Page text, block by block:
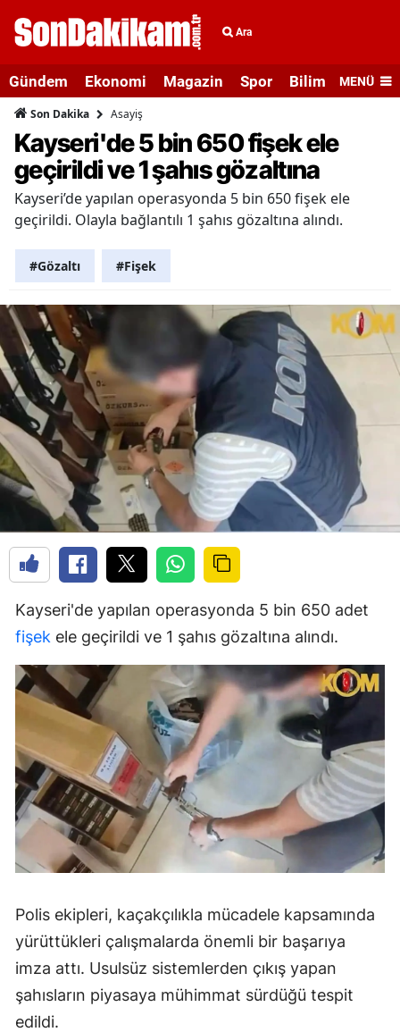
Ara
Gündem Ekonomi Magazin Spor Bilim veMENÜ
Son Dakika Asayiş
Kayseri'de 5 bin 650 fişek ele
geçirildi ve 1 şahıs gözaltına
Kayseri’de yapılan operasyonda 5 bin 650 fişek ele
geçirildi. Olayla bağlantılı 1 şahıs gözaltına alındı.
#Gözaltı #Fişek
Kayseri'de yapılan operasyonda 5 bin 650 adet
fişek ele geçirildi ve 1 şahıs gözaltına alındı.
Polis ekipleri, kaçakçılıkla mücadele kapsamında
yürüttükleri çalışmalarda önemli bir başarıya
imza attı. Usulsüz sistemlerden çıkış yapan
şahısların piyasaya mühimmat sürdüğü tespit
edildi.